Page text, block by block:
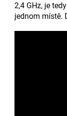
2,4 GHz, je
jednom místě.